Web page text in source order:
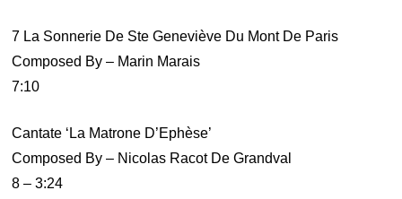
7 La Sonnerie De Ste Geneviève Du Mont De Paris
Composed By – Marin Marais
7:10
Cantate ‘La Matrone D’Ephèse’
Composed By – Nicolas Racot De Grandval
8 – 3:24